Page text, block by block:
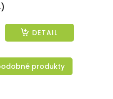
DETAIL
produkty